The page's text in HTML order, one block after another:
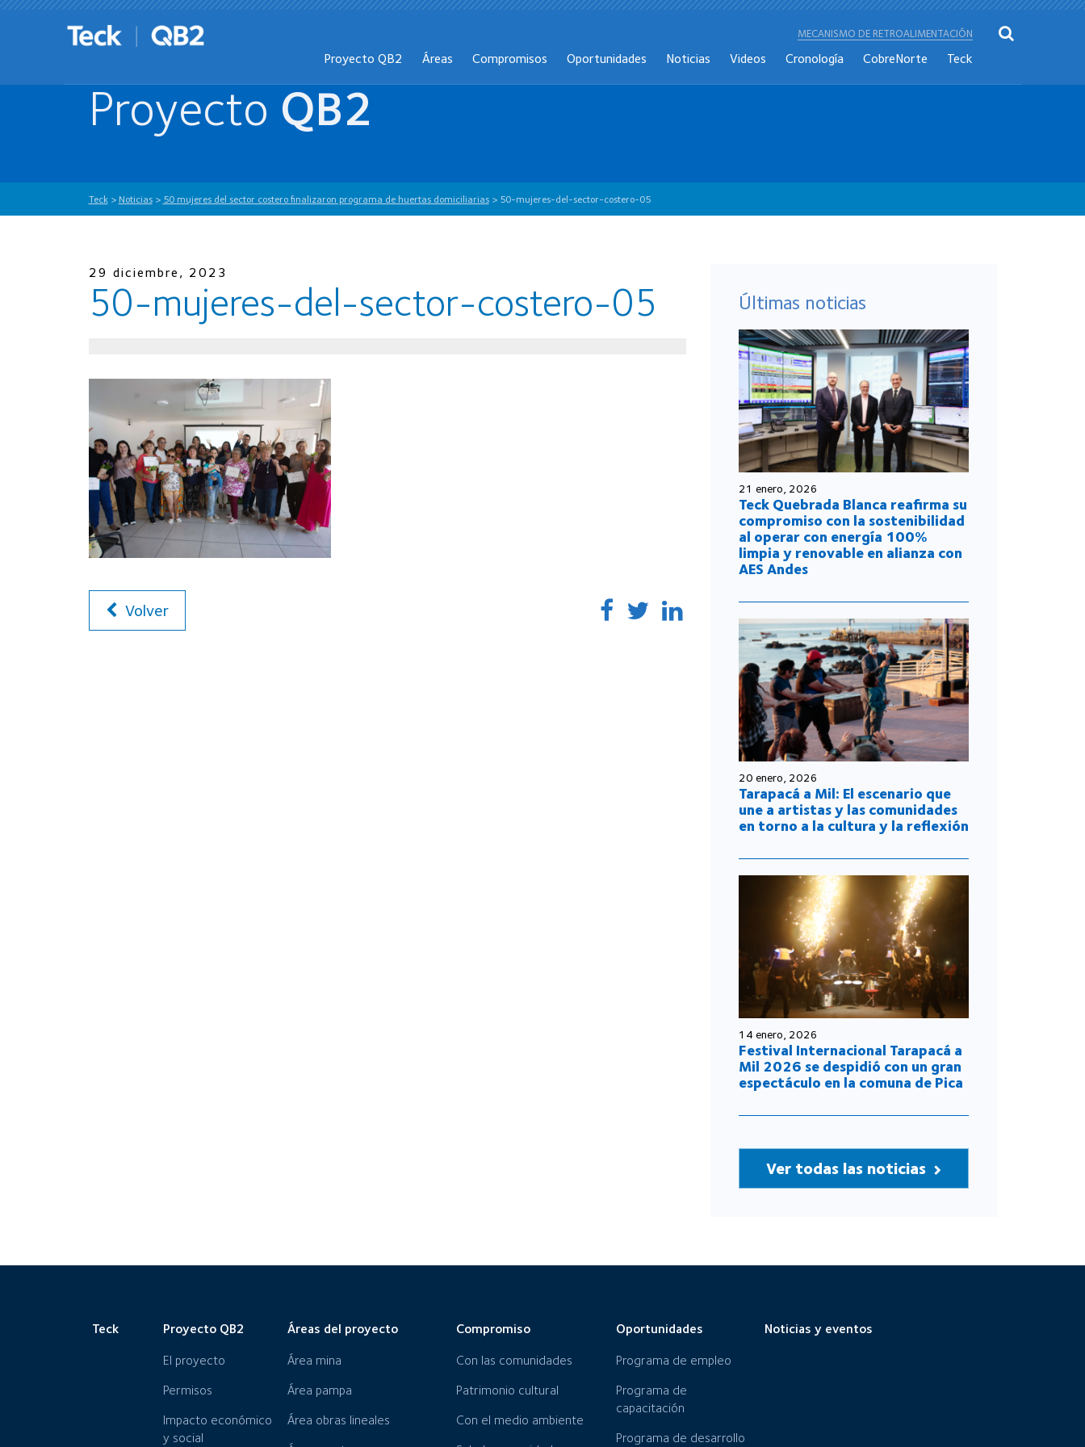
MECANISMO DE RETROALIMENTACIÓN
Proyecto QB2 Áreas Compromisos Oportunidades Noticias Videos Cronología CobreNorte Teck
Proyecto QB2
Teck> Noticias> 50 mujeres del sector costero finalizaron programa de huertas domiciliarias> 50-mujeres-del-sector-costero-05
29 diciembre, 2023
50-mujeres-del-sector-costero-05
Volver
Últimas noticias
21 enero, 2026
Teck Quebrada Blanca reafirma su
compromiso con la sostenibilidad
al operar con energía 100%
limpia y renovable en alianza con
AES Andes
20 enero, 2026
Tarapacá a Mil: El escenario que
une a artistas y las comunidades
en torno a la cultura y la reflexión
14 enero, 2026
Festival Internacional Tarapacá a
Mil 2026 se despidió con un gran
espectáculo en la comuna de Pica
Ver todas las noticias
Teck Proyecto QB2
El proyecto
Permisos
Impacto económico
y social
Áreas del proyecto
Área mina
Área pampa
Área obras lineales
Compromiso
Con las comunidades
Patrimonio cultural
Con el medio ambiente
Oportunidades
Programa de empleo
Programa de
capacitación
Programa de desarrollo
Noticias y eventos